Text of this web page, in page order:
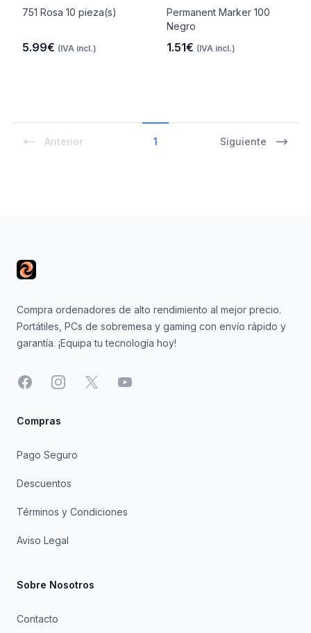
751 Rosa 10 pieza(s)
5.99€ (IVA incl.)
Permanent Marker 100
Negro
1.51€ (IVA incl.)
Anterior 1 Siguiente
Compra ordenadores de alto rendimiento al mejor precio.
Portátiles, PCs de sobremesa y gaming con envío rápido y
garantía. ¡Equipa tu tecnología hoy!
FacebookInstagram
X YouTube
Compras
Pago Seguro
Descuentos
Términos y Condiciones
Aviso Legal
Sobre Nosotros
Contacto